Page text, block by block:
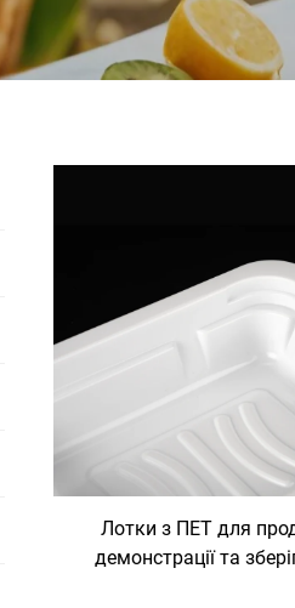
Лотки з ПЕТ для
демонстрації та